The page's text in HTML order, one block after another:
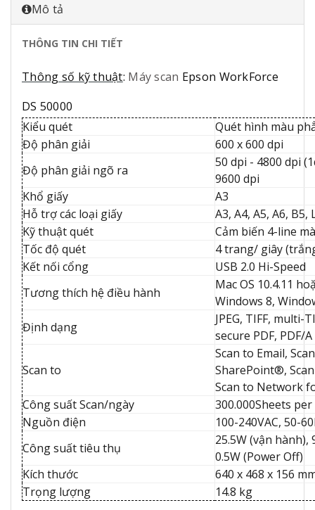
Mô tả
THÔNG TIN CHI TIẾT
Thông số kỹ thuật: Máy scan Epson WorkForce
DS 50000
Kiểu quét
Quét hình màu
Độ phân giải
600 x 600 dpi
Độ phân giải ngõ ra
50 dpi - 4800 dpi
9600 dpi
Khổ giấy
A3
Hỗ trợ các loại giấy
A3, A4, A5, A6,
Kỹ thuật quét
Cảm biến 4-line
Tốc độ quét
4 trang/ giây
Kết nối cổng
USB 2.0 Hi-Speed
Tương thích hệ điều hành
Mac OS 10.4.11
Windows 8,
Định dạng
JPEG, TIFF, multi-
secure PDF, PDF/A
Scan to
Scan to Email,
SharePoint®,
Scan to Network
Công suất Scan/ngày
300.000Sheets per
Nguồn điện
100-240VAC, 50-
Công suất tiêu thụ
25.5W (vận hành),
0.5W (Power Off)
Kích thước
640 x 468 x 156
Trọng lượng
14.8 kg